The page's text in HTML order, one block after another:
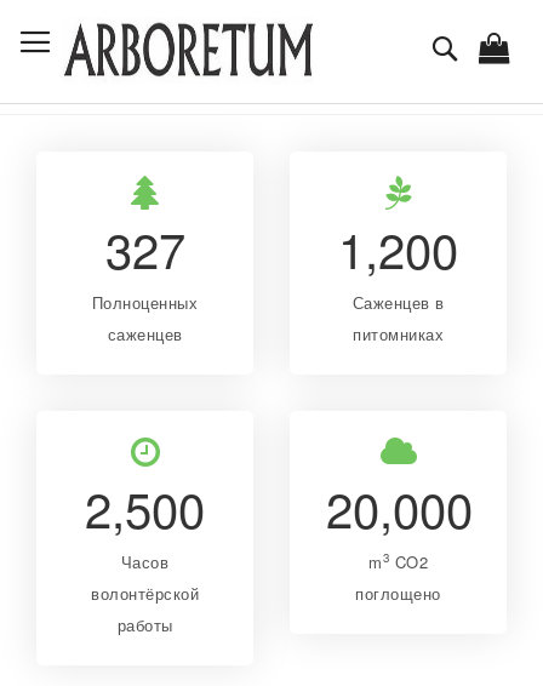
to
Content
Поиск
327
Полноценных
саженцев
1,200
Саженцев в
питомниках
2,500
Часов
волонтёрской
работы
20,000
m3 CO2
поглощено